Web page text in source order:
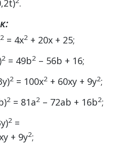
.
2 = 4х2 + 20х + 25;
2 = 49b2 – 56b + 16;
2 = 100x2 + 60ху + 9у2;
2 = 81а2 – 72ab + 16b2;
2=
+ 9у2;